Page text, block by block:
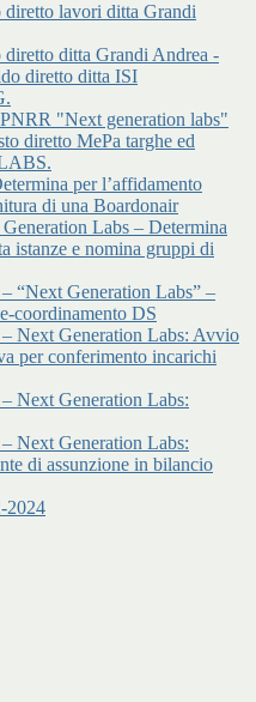
lavori ditta Grandi
ditta Grandi Andrea -
diretto ditta ISI
"Next generation labs"
diretto MePa targhe ed
per l’affidamento
di una Boardonair
Labs – Determina
istanze e nomina gruppi di
“Next Generation Labs” –
coordinamento DS
Next Generation Labs: Avvio
per conferimento incarichi
Next Generation Labs:
Next Generation Labs:
di assunzione in bilancio
2024